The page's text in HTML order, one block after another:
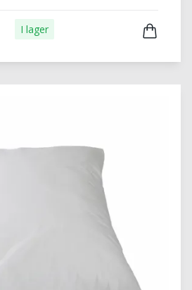
I lager